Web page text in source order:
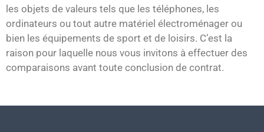
les objets de valeurs tels que les téléphones, les
ordinateurs ou tout autre matériel électroménager ou
bien les équipements de sport et de loisirs. C’est la
raison pour laquelle nous vous invitons à effectuer des
comparaisons avant toute conclusion de contrat.